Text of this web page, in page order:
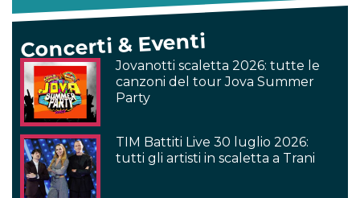
Concerti & Eventi
Jovanotti scaletta 2026: tutte le
canzoni del tour Jova Summer
Party
TIM Battiti Live 30 luglio 2026:
tutti gli artisti in scaletta a Trani